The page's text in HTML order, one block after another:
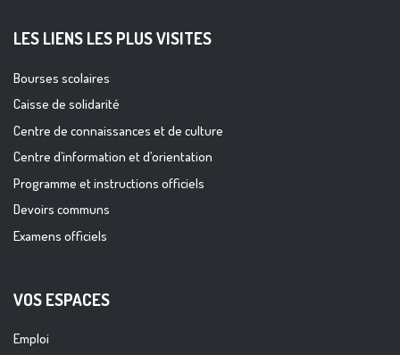
LES LIENS LES PLUS VISITES
Bourses scolaires
Caisse de solidarité
Centre de connaissances et de culture
Centre d’information et d’orientation
Programme et instructions officiels
Devoirs communs
Examens officiels
VOS ESPACES
Emploi